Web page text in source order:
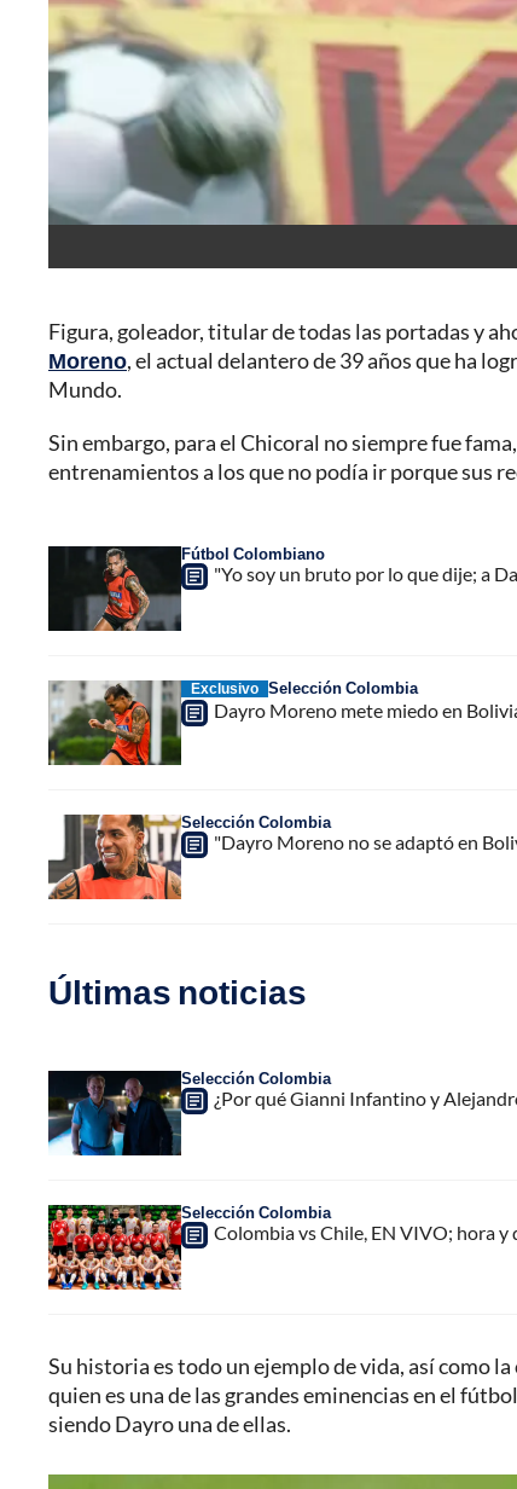
Figura, goleador, titular de todas las portadas y
Moreno, el actual delantero de 39 años que ha
Mundo.
Sin embargo, para el Chicoral no siempre fue
entrenamientos a los que no podía ir porque sus
Fútbol Colombiano
"Yo soy un bruto por lo que dije; a
Exclusivo Selección Colombia
Dayro Moreno mete miedo en
Selección Colombia
"Dayro Moreno no se adaptó en
Últimas noticias
Selección Colombia
¿Por qué Gianni Infantino y
Selección Colombia
Colombia vs Chile, EN VIVO; hora
Su historia es todo un ejemplo de vida, así como
quien es una de las grandes eminencias en el
siendo Dayro una de ellas.